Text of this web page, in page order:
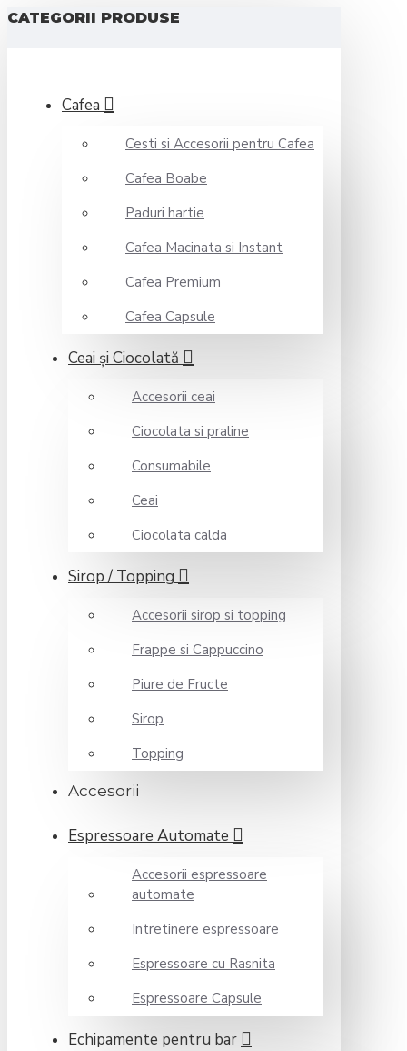
CATEGORII PRODUSE
Cafea
Cesti si Accesorii pentru Cafea
Cafea Boabe
Paduri hartie
Cafea Macinata si Instant
Cafea Premium
Cafea Capsule
Ceai şi Ciocolată
Accesorii ceai
Ciocolata si praline
Consumabile
Ceai
Ciocolata calda
Sirop / Topping
Accesorii sirop si topping
Frappe si Cappuccino
Piure de Fructe
Sirop
Topping
Accesorii
Espressoare Automate
Accesorii espressoare
automate
Intretinere espressoare
Espressoare cu Rasnita
Espressoare Capsule
Echipamente pentru bar